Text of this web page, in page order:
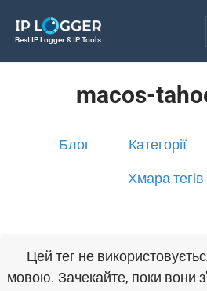
Best IP Logger & IP Tools
macos-
Блог Категорії
Хмара тегів